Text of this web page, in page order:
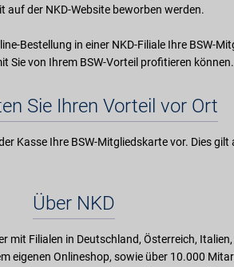
auf der NKD-Website beworben werden.
Bestellung in einer NKD-Filiale Ihre BSW-
Sie von Ihrem BSW-Vorteil profitieren können.
Sie Ihren Vorteil vor Ort
Kasse Ihre BSW-Mitgliedskarte vor. Dies gilt
Über NKD
mit Filialen in Deutschland, Österreich, Italien,
eigenen Onlineshop, sowie über 10.000